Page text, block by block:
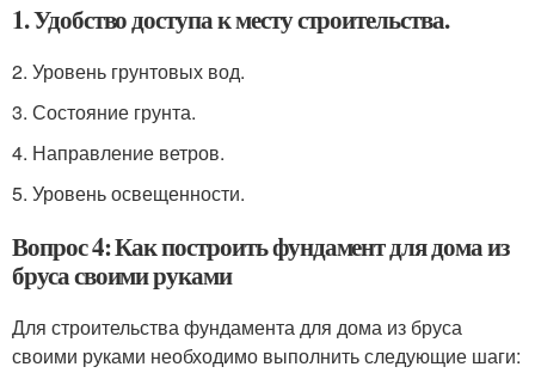
1. Удобство доступа к месту строительства.
2. Уровень грунтовых вод.
3. Состояние грунта.
4. Направление ветров.
5. Уровень освещенности.
Вопрос 4: Как построить фундамент для дома из
бруса своими руками
Для строительства фундамента для дома из бруса
своими руками необходимо выполнить следующие шаги: